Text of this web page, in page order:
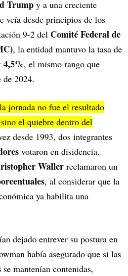
Trump y a una creciente
veía desde principios de los
9-2 del Comité Federal de
, la entidad mantuvo la tasa de
4,5%, el mismo rango que
de 2024.
jornada no fue el resultado
el quiebre dentro del
desde 1993, dos integrantes
votaron en disidencia.
Waller reclamaron un
, al considerar que la
ya habilita una
dejado entrever su postura en
había asegurado que si las
se mantenían contenidas,